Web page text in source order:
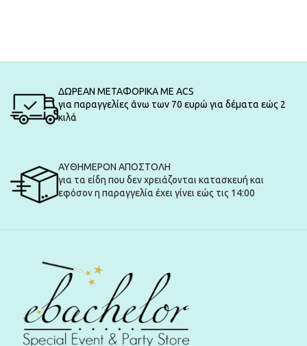
ΔΩΡΕΑΝ ΜΕΤΑΦΟΡΙΚΑ ΜΕ ACS
για παραγγελίες άνω των 70 ευρώ για δέματα εώς 2
κιλά
ΑΥΘΗΜΕΡΟΝ ΑΠΟΣΤΟΛΗ
για τα είδη που δεν χρειάζονται κατασκευή και
εφόσον η παραγγελία έχει γίνει εώς τις 14:00